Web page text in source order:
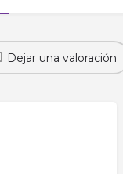
Dejar una valoración